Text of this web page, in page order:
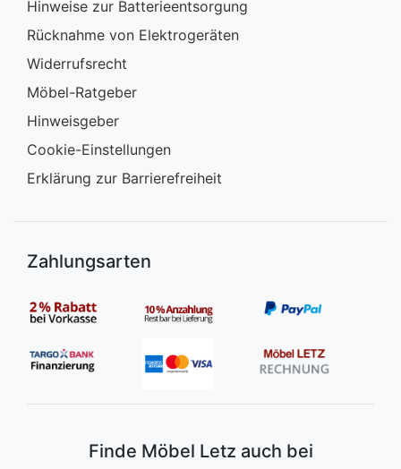
Hinweise zur Batterieentsorgung
Rücknahme von Elektrogeräten
Widerrufsrecht
Möbel-Ratgeber
Hinweisgeber
Cookie-Einstellungen
Erklärung zur Barrierefreiheit
Zahlungsarten
Finde Möbel Letz auch bei